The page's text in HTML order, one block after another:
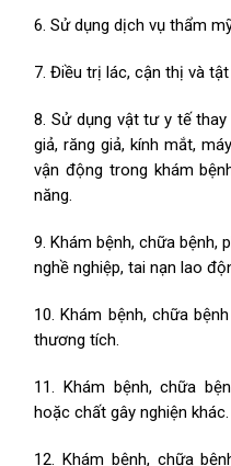
6. Sử dụng dịch vụ thẩm
7. Điều trị lác, cận thị và
8. Sử dụng vật tư y tế
giả, răng giả, kính mắt,
vận động trong khám
năng.
9. Khám bệnh, chữa bệnh,
nghề nghiệp, tai nạn lao
10. Khám bệnh, chữa
thương tích.
11. Khám bệnh, chữa
hoặc chất gây nghiện khác.
12. Khám bệnh, chữa